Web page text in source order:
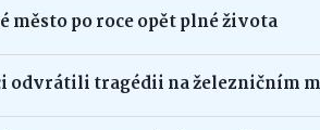
město po roce opět plné života
odvrátili tragédii na železničním